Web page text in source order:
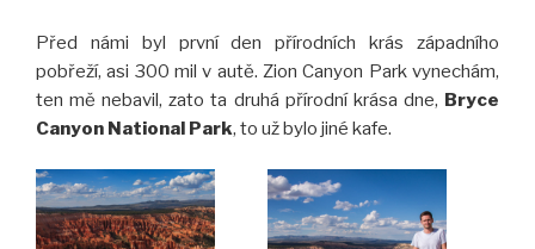
Před námi byl první den přírodních krás západního
pobřeží, asi 300 mil v autě. Zion Canyon Park vynechám,
ten mě nebavil, zato ta druhá přírodní krása dne, Bryce
Canyon National Park, to už bylo jiné kafe.